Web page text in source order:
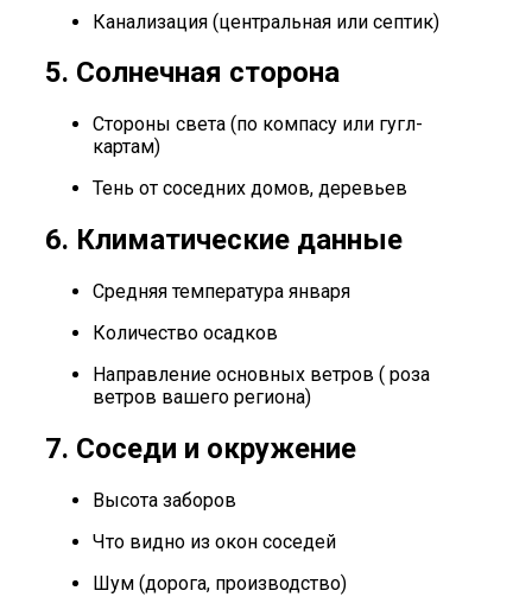
Канализация (центральная или септик)
5. Солнечная сторона
Стороны света (по компасу или гугл-
картам)
Тень от соседних домов, деревьев
6. Климатические данные
Средняя температура января
Количество осадков
Направление основных ветров ( роза
ветров вашего региона)
7. Соседи и окружение
Высота заборов
Что видно из окон соседей
Шум (дорога, производство)